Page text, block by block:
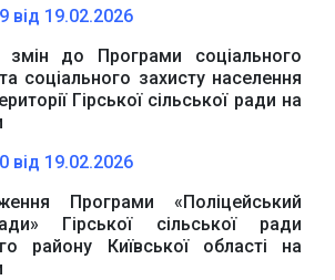
від 19.02.2026
до Програми соціального
соціального захисту населення
Гірської сільської ради на
від 19.02.2026
Програми «Поліцейський
Гірської сільської ради
району Київської області на
державна адміністрація
РДА Бориспільської
районної ради